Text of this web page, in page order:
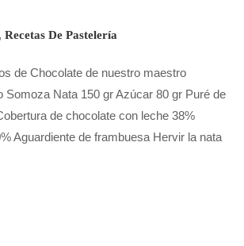
, Recetas De Pastelería
de Chocolate de nuestro maestro
Somoza Nata 150 gr Azúcar 80 gr Puré de
de chocolate con leche 38%
Aguardiente de frambuesa Hervir la nata